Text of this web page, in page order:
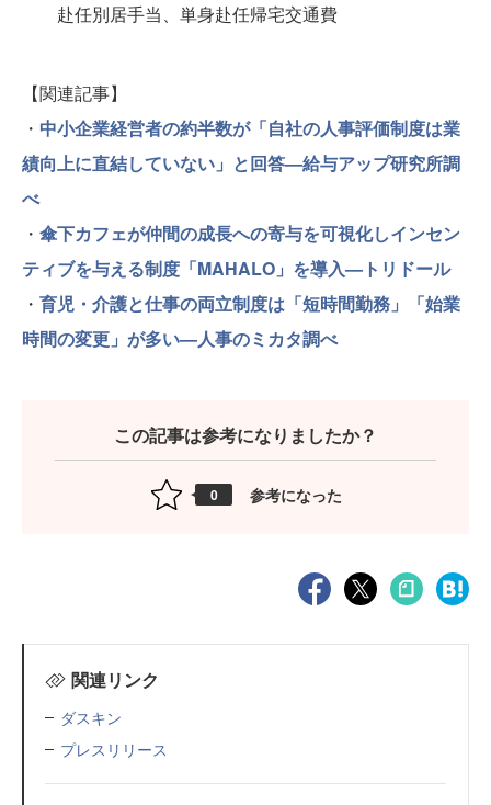
赴任別居手当、単身赴任帰宅交通費
【関連記事】
・ 中小企業経営者の約半数が「自社の人事評価制度は業
績向上に直結していない」と回答—給与アップ研究所調
べ
・ 傘下カフェが仲間の成長への寄与を可視化しインセン
ティブを与える制度「MAHALO」を導入—トリドール
・ 育児・介護と仕事の両立制度は「短時間勤務」「始業
時間の変更」が多い—人事のミカタ調べ
この記事は参考になりましたか？
0 参考になった
関連リンク
ダスキン
プレスリリース